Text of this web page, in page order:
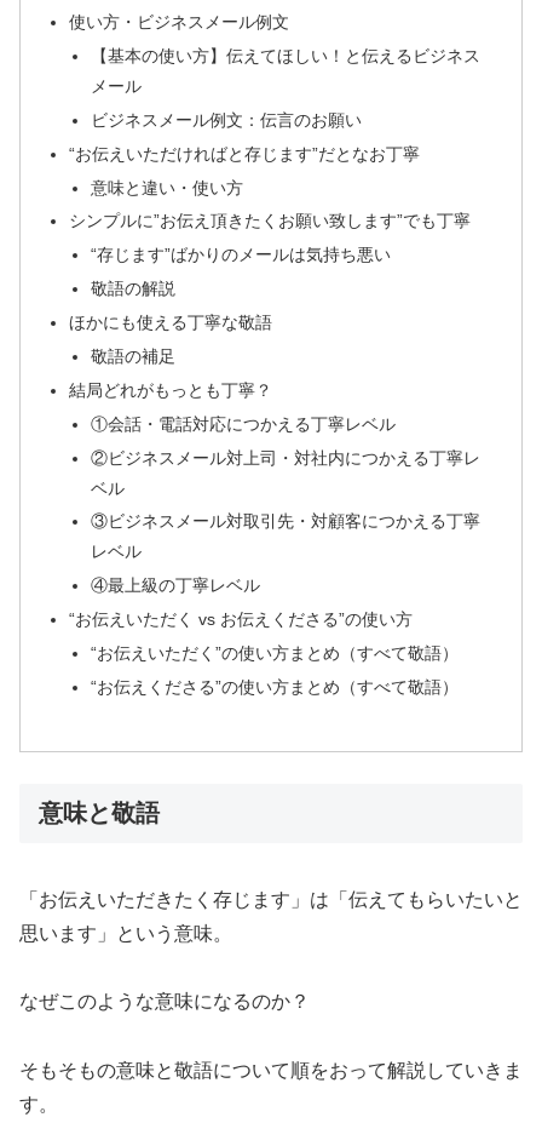
使い方・ビジネスメール例文
【基本の使い方】伝えてほしい！と伝えるビジネス
メール
ビジネスメール例文：伝言のお願い
“お伝えいただければと存じます”だとなお丁寧
意味と違い・使い方
シンプルに”お伝え頂きたくお願い致します”でも丁寧
“存じます”ばかりのメールは気持ち悪い
敬語の解説
ほかにも使える丁寧な敬語
敬語の補足
結局どれがもっとも丁寧？
①会話・電話対応につかえる丁寧レベル
②ビジネスメール対上司・対社内につかえる丁寧レ
ベル
③ビジネスメール対取引先・対顧客につかえる丁寧
レベル
④最上級の丁寧レベル
“お伝えいただく vs お伝えくださる”の使い方
“お伝えいただく”の使い方まとめ（すべて敬語）
“お伝えくださる”の使い方まとめ（すべて敬語）
意味と敬語
「お伝えいただきたく存じます」は「伝えてもらいたいと
思います」という意味。
なぜこのような意味になるのか？
そもそもの意味と敬語について順をおって解説していきま
す。